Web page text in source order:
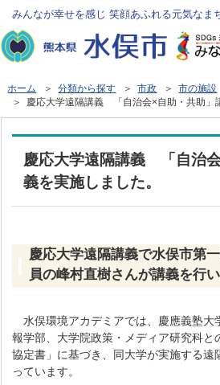
みんなが幸せを感じ 笑顔あふれる元気なま
ホーム ＞分類から探す ＞市政 ＞市の施設
＞ 慶応大学遠隔講義 「自治会×自助・共助」
慶応大学遠隔講義 「自治
義を実施しました。
慶応大学遠隔講義で水俣市第
員の峰村直樹さんが講義を行
水俣環境アカデミアでは、慶應義塾大
報学部、大学院政策・メディア研究科と
協定書」に基づき、同大学が実施する遠
っています。